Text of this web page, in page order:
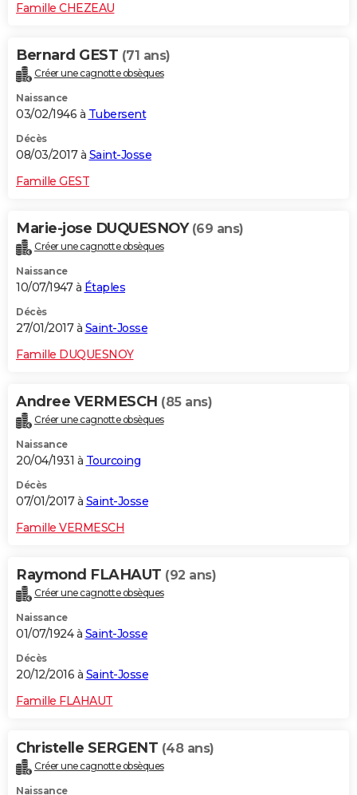
Famille CHEZEAU
Bernard GEST (71 ans)
Créer une cagnotte obsèques
Naissance
03/02/1946 à Tubersent
Décès
08/03/2017 à Saint-Josse
Famille GEST
Marie-jose DUQUESNOY (69 ans)
Créer une cagnotte obsèques
Naissance
10/07/1947 à Étaples
Décès
27/01/2017 à Saint-Josse
Famille DUQUESNOY
Andree VERMESCH (85 ans)
Créer une cagnotte obsèques
Naissance
20/04/1931 à Tourcoing
Décès
07/01/2017 à Saint-Josse
Famille VERMESCH
Raymond FLAHAUT (92 ans)
Créer une cagnotte obsèques
Naissance
01/07/1924 à Saint-Josse
Décès
20/12/2016 à Saint-Josse
Famille FLAHAUT
Christelle SERGENT (48 ans)
Créer une cagnotte obsèques
Naissance